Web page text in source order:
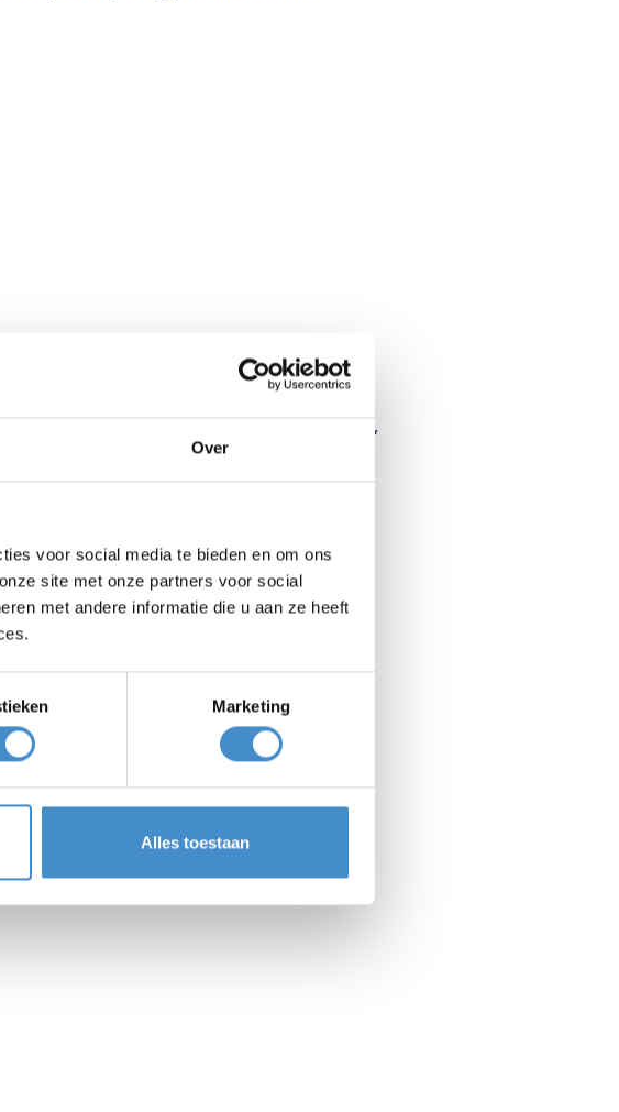
Over
voor social media te bieden en om ons
site met onze partners voor social
met andere informatie die u aan ze heeft
Marketing
Alles toestaan
Ook ervaring met fotografie,
niet hebt, we werken je graag in.
we dat graag om naar een vast